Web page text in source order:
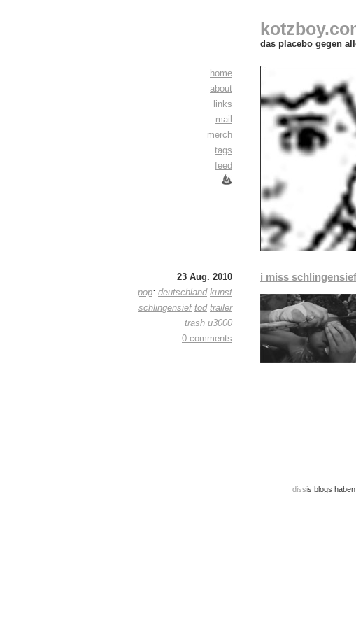
das placebo gegen
home
about
links
mail
merch
tags
feed
23 Aug. 2010
pop: deutschland kunst
schlingensief tod trailer
trash u3000
0 comments
i miss schlingensief
dissis blogs haben